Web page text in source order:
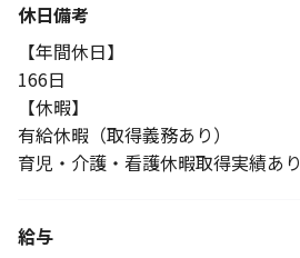
休日備考
【年間休日】
166日
【休暇】
有給休暇（取得義務あり）
育児・介護・看護休暇取得実績あり
給与